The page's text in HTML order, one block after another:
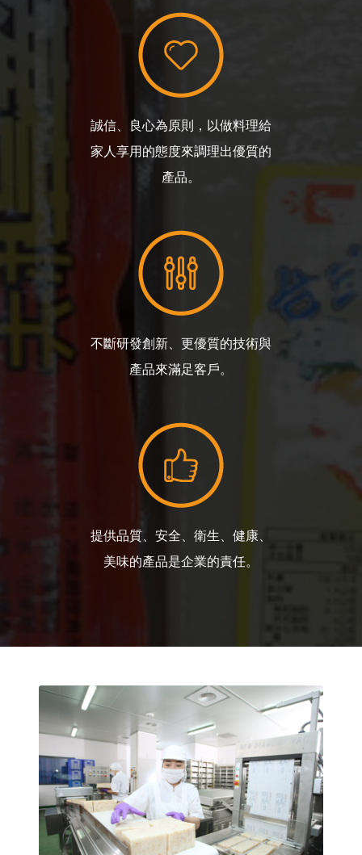
誠信、良心為原則，以做料理給
家人享用的態度來調理出優質的
產品。
不斷研發創新、更優質的技術與
產品來滿足客戶。
提供品質、安全、衛生、健康、
美味的產品是企業的責任。